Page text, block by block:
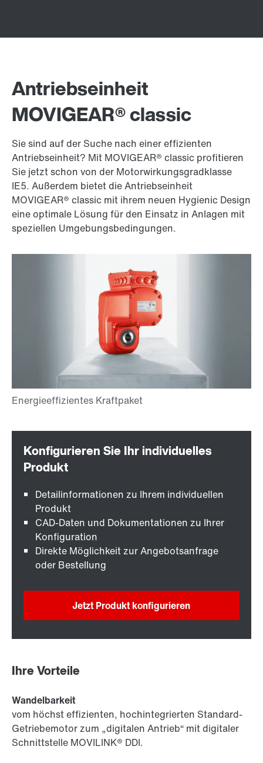
Antriebseinheit
MOVIGEAR® classic
Sie sind auf der Suche nach einer effizienten
Antriebseinheit? Mit MOVIGEAR® classic profitieren
Sie jetzt schon von der Motorwirkungsgradklasse
IE5. Außerdem bietet die Antriebseinheit
MOVIGEAR® classic mit ihrem neuen Hygienic Design
eine optimale Lösung für den Einsatz in Anlagen mit
speziellen Umgebungsbedingungen.
Detailinformationen zu Ihrem individuellen
Produkt
CAD-Daten und Dokumentationen zu Ihrer
Konfiguration
Direkte Möglichkeit zur Angebotsanfrage
oder Bestellung
Jetzt Produkt konfigurieren
Ihre Vorteile
Wandelbarkeit
vom höchst effizienten, hochintegrierten Standard-
Getriebemotor zum „digitalen Antrieb“ mit digitaler
Schnittstelle MOVILINK® DDI.